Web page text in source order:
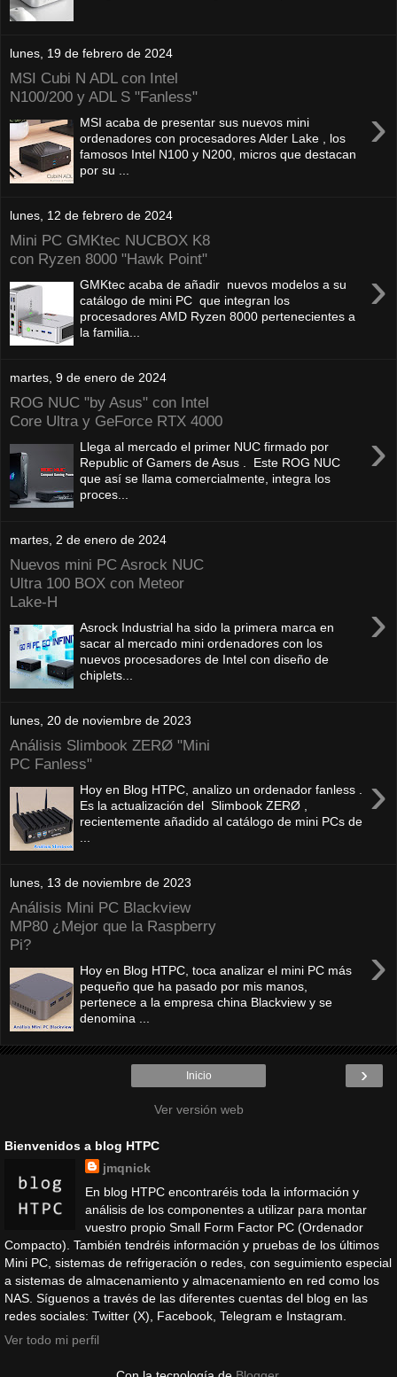
lunes, 19 de febrero de 2024
MSI Cubi N ADL con Intel
N100/200 y ADL S "Fanless"
›
MSI acaba de presentar sus nuevos mini
ordenadores con procesadores Alder Lake , los
famosos Intel N100 y N200, micros que destacan
por su ...
lunes, 12 de febrero de 2024
Mini PC GMKtec NUCBOX K8
con Ryzen 8000 "Hawk Point"
›
GMKtec acaba de añadir nuevos modelos a su
catálogo de mini PC que integran los
procesadores AMD Ryzen 8000 pertenecientes a
la familia...
martes, 9 de enero de 2024
ROG NUC "by Asus" con Intel
Core Ultra y GeForce RTX 4000
›
Llega al mercado el primer NUC firmado por
Republic of Gamers de Asus . Este ROG NUC
que así se llama comercialmente, integra los
proces...
martes, 2 de enero de 2024
Nuevos mini PC Asrock NUC
Ultra 100 BOX con Meteor
Lake-H
›
Asrock Industrial ha sido la primera marca en
sacar al mercado mini ordenadores con los
nuevos procesadores de Intel con diseño de
chiplets...
lunes, 20 de noviembre de 2023
Análisis Slimbook ZERØ "Mini
PC Fanless"
›
Hoy en Blog HTPC, analizo un ordenador fanless .
Es la actualización del Slimbook ZERØ ,
recientemente añadido al catálogo de mini PCs de
lunes, 13 de noviembre de 2023
Análisis Mini PC Blackview
MP80 ¿Mejor que la Raspberry
Pi?
›
Hoy en Blog HTPC, toca analizar el mini PC más
pequeño que ha pasado por mis manos,
pertenece a la empresa china Blackview y se
denomina ...
›
Inicio
Ver versión web
Bienvenidos a blog HTPC
jmqnick
En blog HTPC encontraréis toda la información y
análisis de los componentes a utilizar para montar
vuestro propio Small Form Factor PC (Ordenador
Compacto). También tendréis información y pruebas de los últimos
Mini PC, sistemas de refrigeración o redes, con seguimiento especial
a sistemas de almacenamiento y almacenamiento en red como los
NAS. Síguenos a través de las diferentes cuentas del blog en las
redes sociales: Twitter (X), Facebook, Telegram e Instagram.
Ver todo mi perfil